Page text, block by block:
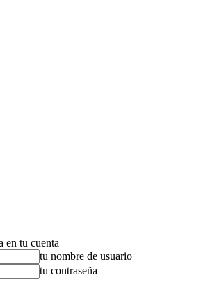
en tu cuenta
tu nombre de usuario
tu contraseña